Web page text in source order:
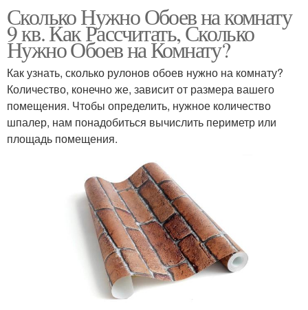
Сколько Нужно Обоев на комнату
9 кв. Как Рассчитать, Сколько
Нужно Обоев на Комнату?
Как узнать, сколько рулонов обоев нужно на комнату?
Количество, конечно же, зависит от размера вашего
помещения. Чтобы определить, нужное количество
шпалер, нам понадобиться вычислить периметр или
площадь помещения.